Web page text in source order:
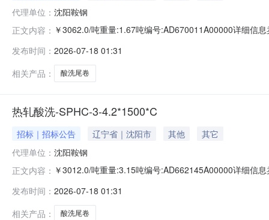
代理单位： 沈阳鞍钢
正文内容： ￥3062.0/吨重量:1.67吨编号:AD670011A00000详细信
求产线名称:冷轧1#线锌层重量代码描述:上表面锌层重量
发布时间： 2026-07-18 01:31
相关产品：
酸洗尾卷
热轧酸洗-SPHC-3-4.2*1500*C
招标｜招标公告 辽宁省｜沈阳市 其他
其它
代理单位： 沈阳鞍钢
正文内容： ￥3012.0/吨重量:3.15吨编号:AD662145A00000详细信
产线名称:冷轧1#线锌层重量代码描述:上表面锌层重量
发布时间： 2026-07-18 01:31
相关产品：
酸洗尾卷